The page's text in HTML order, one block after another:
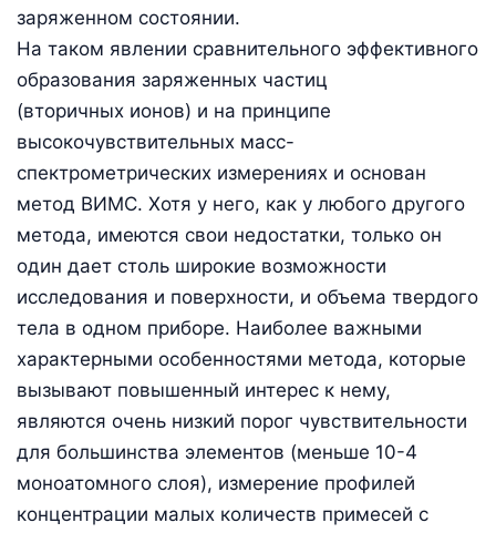
заряженном состоянии.
На таком явлении сравнительного эффективного
образования заряженных частиц
(вторичных ионов) и на принципе
высокочувствительных масс-
спектрометрических измерениях и основан
метод ВИМС. Хотя у него, как у любого другого
метода, имеются свои недостатки, только он
один дает столь широкие возможности
исследования и поверхности, и объема твердого
тела в одном приборе. Наиболее важными
характерными особенностями метода, которые
вызывают повышенный интерес к нему,
являются очень низкий порог чувствительности
для большинства элементов (меньше 10-4
моноатомного слоя), измерение профилей
концентрации малых количеств примесей с